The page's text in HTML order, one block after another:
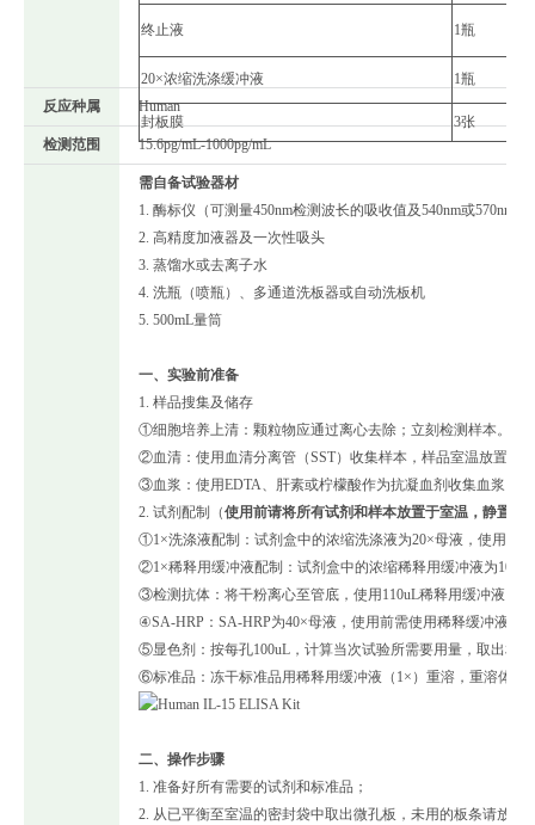
终止液 1瓶
20×浓缩洗涤缓冲液 1瓶
封板膜 3张
反应种属 Human
检测范围 15.6pg/mL-1000pg/mL
需自备试验器材
1. 酶标仪（可测量450nm检测波长的吸收值及540nm或570nm
2. 高精度加液器及一次性吸头
3. 蒸馏水或去离子水
4. 洗瓶（喷瓶）、多通道洗板器或自动洗板机
5. 500mL量筒
一、实验前准备
1. 样品搜集及储存
①细胞培养上清：颗粒物应通过离心去除；立刻检测样本。样
②血清：使用血清分离管（SST）收集样本，样品室温放置30
③血浆：使用EDTA、肝素或柠檬酸作为抗凝血剂收集血浆，
2. 试剂配制（使用前请将所有试剂和样本放置于室温，静置
①1×洗涤液配制：试剂盒中的浓缩洗涤液为20×母液，使用前
②1×稀释用缓冲液配制：试剂盒中的浓缩稀释用缓冲液为10×
③检测抗体：将干粉离心至管底，使用110uL稀释用缓冲液（
④SA-HRP：SA-HRP为40×母液，使用前需使用稀释缓冲液（
⑤显色剂：按每孔100uL，计算当次试验所需要用量，取出相
⑥标准品：冻干标准品用稀释用缓冲液（1×）重溶，重溶体积
二、操作步骤
1. 准备好所有需要的试剂和标准品；
2. 从已平衡至室温的密封袋中取出微孔板，未用的板条请放回